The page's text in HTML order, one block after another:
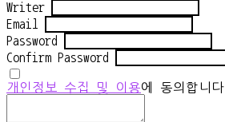
Writer
Email
Password
Confirm Password
개인정보 수집 및 이용에 동의합니다.